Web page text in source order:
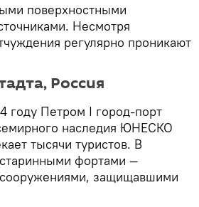
поверхностными
Несмотря
регулярно проникают
Россия
году Петром I город-порт
наследия ЮНЕСКО
тысячи туристов. В
фортами —
защищавшими